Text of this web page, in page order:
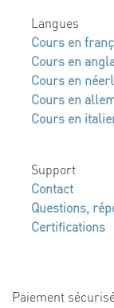
Langues
Cours en
Cours en
Cours en
Cours en
Cours en
Support
Contact
Questions,
Certifications
Paiement